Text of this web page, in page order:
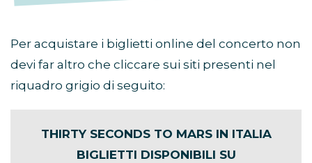
Per acquistare i biglietti online del concerto non
devi far altro che cliccare sui siti presenti nel
riquadro grigio di seguito:
THIRTY SECONDS TO MARS IN ITALIA
BIGLIETTI DISPONIBILI SU